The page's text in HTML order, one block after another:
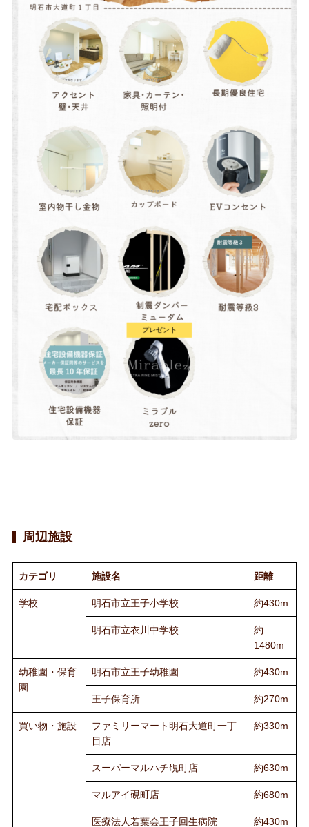
周辺施設
カテゴリ 施設名 距離
学校 明石市立王子小学校 約430m
明石市立衣川中学校
約
1480m
幼稚園・保育
園
明石市立王子幼稚園 約430m
王子保育所 約270m
買い物・施設
ファミリーマート明石大道町一丁
目店
約330m
スーパーマルハチ硯町店 約630m
マルアイ硯町店 約680m
医療法人若葉会王子回生病院 約430m